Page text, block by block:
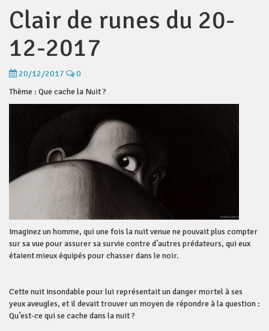
Clair de runes du 20-
12-2017
20/12/2017
0
Thème : Que cache la Nuit ?
Imaginez un homme, qui une fois la nuit venue ne pouvait plus compter
sur sa vue pour assurer sa survie contre d’autres prédateurs, qui eux
étaient mieux équipés pour chasser dans le noir.
Cette nuit insondable pour lui représentait un danger mortel à ses
yeux aveugles, et il devait trouver un moyen de répondre à la question :
Qu’est-ce qui se cache dans la nuit ?